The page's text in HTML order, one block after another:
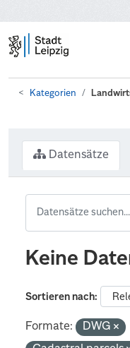
Kategorien
Datensätze
Keine
Sortieren nach
Formate: DWG